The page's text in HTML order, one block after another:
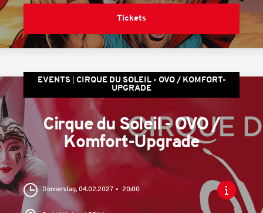
Tickets
EVENTS
CIRQUE DU SOLEIL - OVO / KOMFORT-
UPGRADE
Cirque du Soleil - OVO /
Komfort-Upgrade
Donnerstag, 04.02.2027 20:00